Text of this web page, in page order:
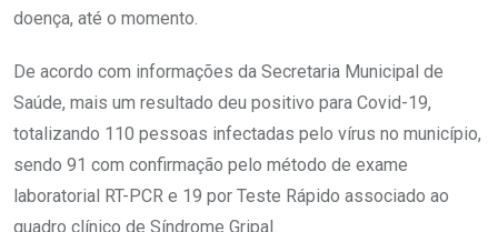
doença, até o momento.
De acordo com informações da Secretaria Municipal de
Saúde, mais um resultado deu positivo para Covid-19,
totalizando 110 pessoas infectadas pelo vírus no município,
sendo 91 com confirmação pelo método de exame
laboratorial RT-PCR e 19 por Teste Rápido associado ao
quadro clínico de Síndrome Gripal.